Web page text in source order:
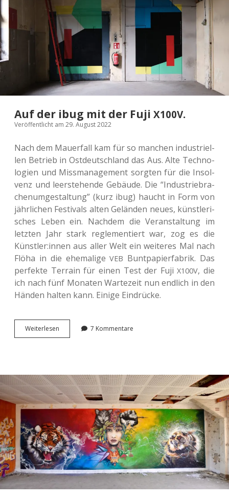
Auf der ibug mit der Fuji X100V.
Veröffentlicht am 29. August 2022
Nach dem Mau­er­fall kam für so man­chen indus­tri­el­
len Betrieb in Ost­deutsch­land das Aus. Alte Tech­no­
lo­gien und Miss­ma­nage­ment sorg­ten für die Insol­
venz und leer­ste­hen­de Gebäu­de. Die “Indus­trie­bra­
chen­um­ge­stal­tung” (kurz ibug) haucht in Form von
jähr­li­chen Fes­ti­vals alten Gelän­den neues, künst­le­ri­
sches Leben ein. Nach­dem die Ver­an­stal­tung im
letz­ten Jahr stark regle­men­tiert war, zog es die
Künstler:innen aus aller Welt ein wei­te­res Mal nach
Flöha in die ehe­ma­li­geVEB Bunt­pa­pier­fa­brik. Das
per­fek­te Ter­rain für einen Test der FujiX100V, die
ich nach fünf Mona­ten War­te­zeit nun end­lich in den
Händen halten kann. Einige Eindrücke.
Wei­ter­le­sen
der
Fuji <span
class=“caps”> X100V </span>.
7 Kommentare